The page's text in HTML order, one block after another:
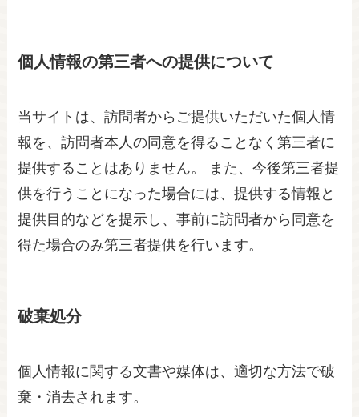
個人情報の第三者への提供について
当サイトは、訪問者からご提供いただいた個人情
報を、訪問者本人の同意を得ることなく第三者に
提供することはありません。 また、今後第三者提
供を行うことになった場合には、提供する情報と
提供目的などを提示し、事前に訪問者から同意を
得た場合のみ第三者提供を行います。
破棄処分
個人情報に関する文書や媒体は、適切な方法で破
棄・消去されます。